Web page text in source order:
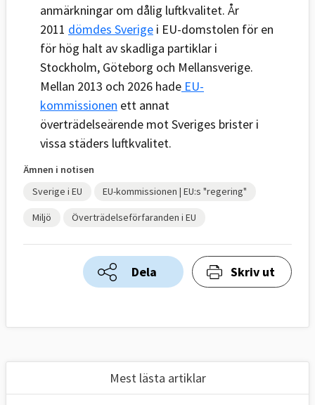
anmärkningar om dålig luftkvalitet. År
2011 dömdes Sverige i EU-domstolen för en
för hög halt av skadliga partiklar i
Stockholm, Göteborg och Mellansverige.
Mellan 2013 och 2026 hade EU-
kommissionen ett annat
överträdelseärende mot Sveriges brister i
vissa städers luftkvalitet.
Ämnen i notisen
Sverige i EU
EU-kommissionen | EU:s "regering"
Miljö Överträdelseförfaranden i EU
Dela Skriv ut
Mest lästa artiklar